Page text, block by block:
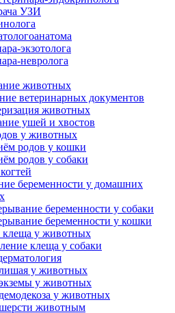
УЗИ
экзотолога
невролога
животных
ветеринарных документов
животных
ушей и хвостов
у животных
родов у кошки
родов у собаки
беременности у домашних
беременности у собаки
беременности у кошки
клеща у животных
клеща у собаки
у животных
у животных
у животных
животным